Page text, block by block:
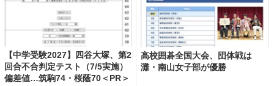
【中学受験2027】四谷大塚、第2
回合不合判定テスト（7/5実施）
偏差値…筑駒74・桜蔭70＜PR＞
高校囲碁全国大会、団体戦は
灘・南山女子部が優勝